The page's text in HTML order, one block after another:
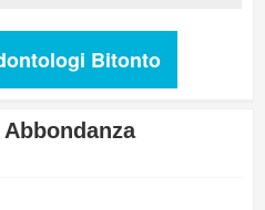
Bitonto
Abbondanza